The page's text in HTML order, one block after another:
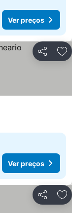
Ver preços
Partilhar
Ver preços
Partilhar